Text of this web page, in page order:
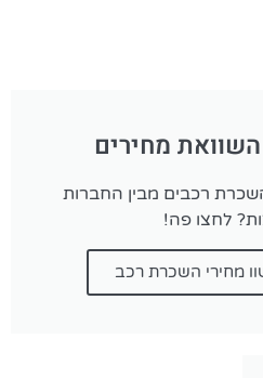
מחירים
רכבים מבין החברות
לחצו פה!
מחירי השכרת רכב